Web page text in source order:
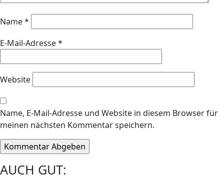
Name*
E-Mail-Adresse*
Website
Name, E-Mail-Adresse und Website in diesem Browser für
meinen nächsten Kommentar speichern.
AUCH GUT: